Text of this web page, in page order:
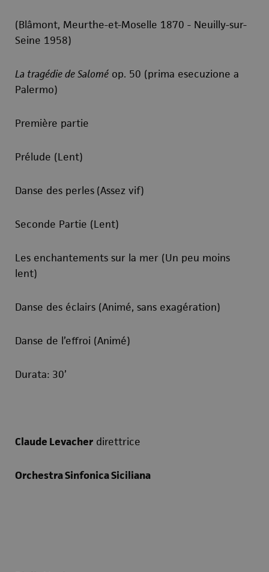
(Blâmont, Meurthe-et-Moselle 1870 - Neuilly-sur-
Seine 1958)
La tragédie de Salomé op. 50 (prima esecuzione a
Palermo)
Première partie
Prélude (Lent)
Danse des perles (Assez vif)
Seconde Partie (Lent)
Les enchantements sur la mer (Un peu moins
lent)
Danse des éclairs (Animé, sans exagération)
Danse de l’effroi (Animé)
Durata: 30’
Claude Levacher direttrice
Orchestra Sinfonica Siciliana